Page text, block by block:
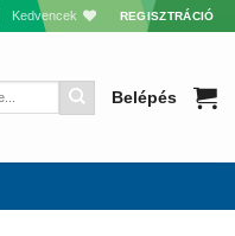
Kedvencek REGISZTRÁCIÓ
Belépés